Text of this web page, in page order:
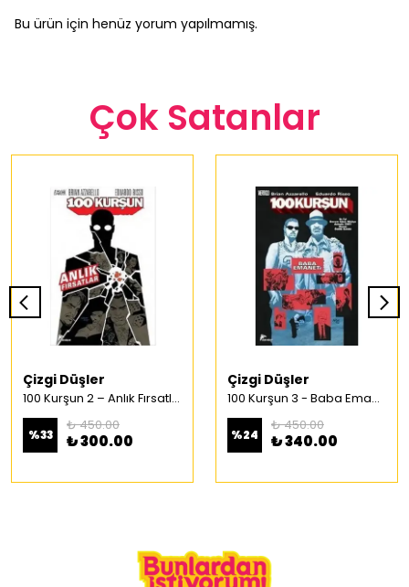
Bu ürün için henüz yorum yapılmamış.
Çok Satanlar
Çizgi Düşler
100 Kurşun 2 – Anlık Fırsatlar Türkçe Çizgi Roman
%33
₺ 450.00
₺ 300.00
Çizgi Düşler
100 Kurşun 3 - Baba Emaneti Türkçe Çizgi Roman
%24
₺ 450.00
₺ 340.00